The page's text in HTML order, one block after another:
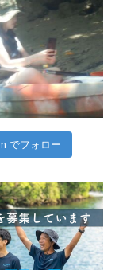
でフォロー